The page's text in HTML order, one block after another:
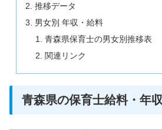
推移データ
男女別 年収・給料
青森県保育士の男女別推移表
関連リンク
青森県の保育士給料・年